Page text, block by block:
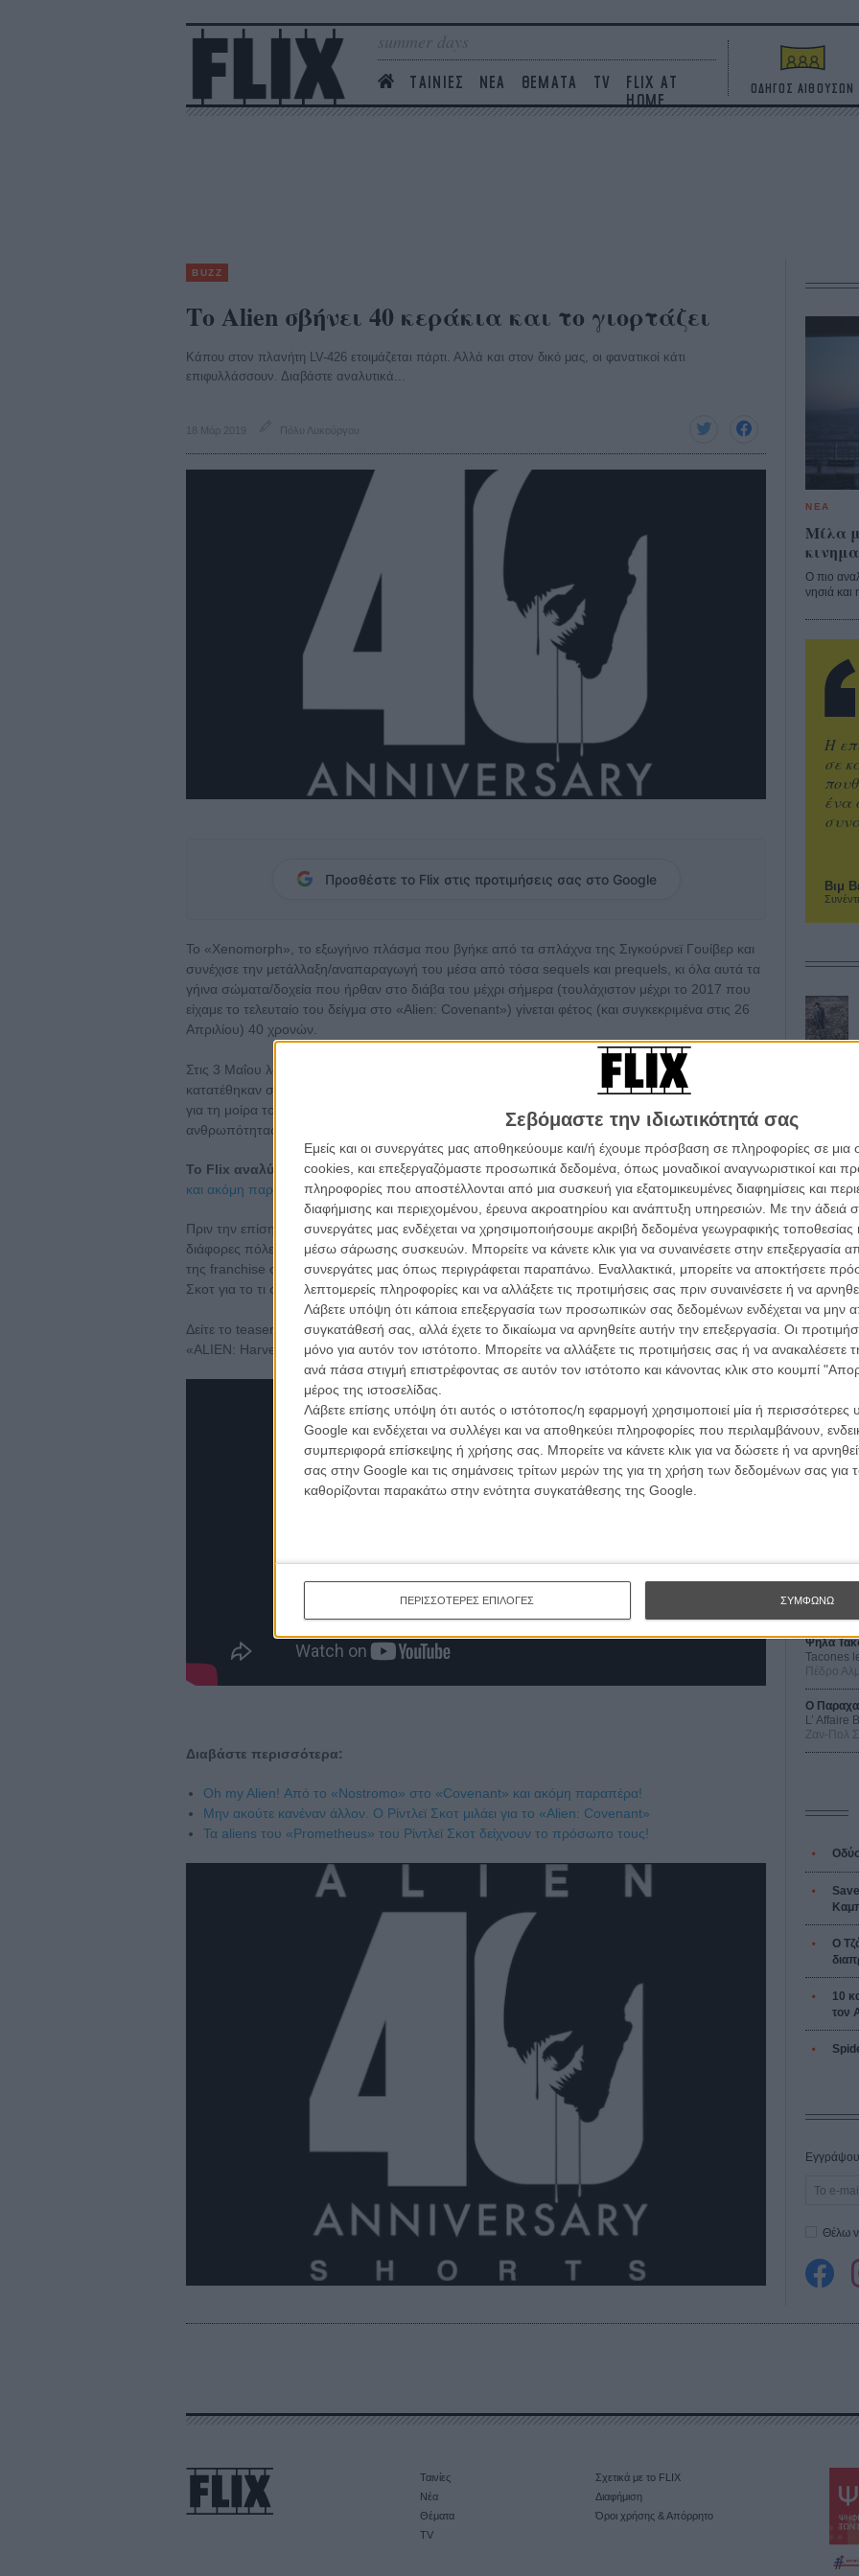
Σεβόμαστε την ιδιωτικότητά σας
Εμείς και οι συνεργάτες μας αποθηκεύουμε και/ή έχουμε πρόσβαση σε πληροφορίες σε
cookies, και επεξεργαζόμαστε προσωπικά δεδομένα, όπως μοναδικοί αναγνωριστικοί και
πληροφορίες που αποστέλλονται από μια συσκευή για εξατομικευμένες διαφημίσεις και
διαφήμισης και περιεχομένου, έρευνα ακροατηρίου και ανάπτυξη υπηρεσιών. Με την άδειά
συνεργάτες μας ενδέχεται να χρησιμοποιήσουμε ακριβή δεδομένα γεωγραφικής τοποθεσίας
μέσω σάρωσης συσκευών. Μπορείτε να κάνετε κλικ για να συναινέσετε στην επεξεργασία
συνεργάτες μας όπως περιγράφεται παραπάνω. Εναλλακτικά, μπορείτε να αποκτήσετε
λεπτομερείς πληροφορίες και να αλλάξετε τις προτιμήσεις σας πριν συναινέσετε ή να
Λάβετε υπόψη ότι κάποια επεξεργασία των προσωπικών σας δεδομένων ενδέχεται να μην
συγκατάθεσή σας, αλλά έχετε το δικαίωμα να αρνηθείτε αυτήν την επεξεργασία. Οι
μόνο για αυτόν τον ιστότοπο. Μπορείτε να αλλάξετε τις προτιμήσεις σας ή να ανακαλέσετε
ανά πάσα στιγμή επιστρέφοντας σε αυτόν τον ιστότοπο και κάνοντας κλικ στο κουμπί
μέρος της ιστοσελίδας.
Λάβετε επίσης υπόψη ότι αυτός ο ιστότοπος/η εφαρμογή χρησιμοποιεί μία ή περισσότερες
Google και ενδέχεται να συλλέγει και να αποθηκεύει πληροφορίες που περιλαμβάνουν,
συμπεριφορά επίσκεψης ή χρήσης σας. Μπορείτε να κάνετε κλικ για να δώσετε ή να
σας στην Google και τις σημάνσεις τρίτων μερών της για τη χρήση των δεδομένων σας
καθορίζονται παρακάτω στην ενότητα συγκατάθεσης της Google.
ΠΕΡΙΣΣΟΤΕΡΕΣ ΕΠΙΛΟΓΕΣ ΣΥΜΦΩΝΩ
summer days
ΤΑΙΝΙΕΣ ΝΕΑ ΘΕΜΑΤΑ TV
FLIX AT
HOME
ΟΔΗΓΟΣ ΑΙΘΟΥΣΩΝ
BUZZ
Το Alien σβήνει 40 κεράκια και το γιορτάζει
Κάπου στον πλανήτη LV-426 ετοιμάζεται πάρτι. Αλλά και στον δικό μας, οι φανατικοί κάτι
επιφυλλάσσουν. Διαβάστε αναλυτικά...
18 Μάρ 2019 Πόλυ Λυκούργου
Προσθέστε το Flix στις προτιμήσεις σας στο Google
Το «Xenomorph», το εξωγήινο πλάσμα που βγήκε από τα σπλάχνα της Σιγκούρνεϊ Γουίβερ και
συνέχισε την μετάλλαξη/αναπαραγωγή του μέσα από τόσα sequels και prequels, κι όλα αυτά τα
γήινα σώματα/δοχεία που ήρθαν στο διάβα του μέχρι σήμερα (τουλάχιστον μέχρι το 2017 που
είχαμε το τελευταίο του δείγμα στο «Αlien: Covenant») γίνεται φέτος (και συγκεκριμένα στις 26
Απριλίου) 40 χρονών.
Στις 3 Μαΐου λοιπόν θα γίνει πάρτι: 6 μικρού μήκους ταινίες (επιλεγμένες από 550 ιδέες που
κατατέθηκαν στο στούντιο Weyland-Yutani) με πρωταγωνιστή το alien, μάς προσφέρουν εικόνα
για τη μοίρα του εξωγήινου πλάσματος, και κατά συνέπεια και της ταλαιπωρημένης
ανθρωπότητας.
To Flix αναλύει τη μυθολογία των Alien Oh my Alien! Από το «Nostromo» στο «Covenant»
και ακόμη παραπέρα!
Πριν την επίσημη κυκλοφορία τους, τα ταινιάκια θα προβληθούν σε συμπόσια των φανατικών σε
διάφορες πόλεις της Αμερικής, για να καθησυχάσουν λίγο την ανυπομονησία των θαυμαστών
της franchise σειράς, που δεν βλέπουν φως στο σκοτεινό διάστημα: κιχ δεν ακούγεται από τον
Σκοτ για το τι σκοπεύει να κάνει μετά το «Αlien: Covenant».
Δείτε το teaser-trailer των 6 μικρού μήκους (με τίτλους: «ALIEN: Alone», «ALIEN: Containment»,
«ALIEN: Harvest», «ALIEN: Night Shift», «ALIEN: Οne» και «ALIEN: Specimen»):
Διαβάστε περισσότερα:
Oh my Alien! Από το «Nostromo» στο «Covenant» και ακόμη παραπέρα!
Μην ακούτε κανέναν άλλον. Ο Ρίντλεϊ Σκοτ μιλάει για το «Alien: Covenant»
Τα aliens του «Prometheus» του Ρίντλεϊ Σκοτ δείχνουν το πρόσωπο τους!
ΝΕΑ
Μίλα
Ο πιο
νησιά και
Βιμ
Η
σε
ένα
Οι
Μπέλα Ταρ
Οδύσσεια
The
Ψηλά
Tacones
Πέδρο
Ο
L’ Affaire
Ζαν-Πολ
Ο
10
τον
Θέλω
Ταινίες
Νέα
Θέματα
TV
Σχετικά με το FLIX
Διαφήμιση
Όροι χρήσης & Απόρρητο